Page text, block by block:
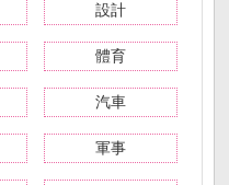
設計
體育
汽車
軍事